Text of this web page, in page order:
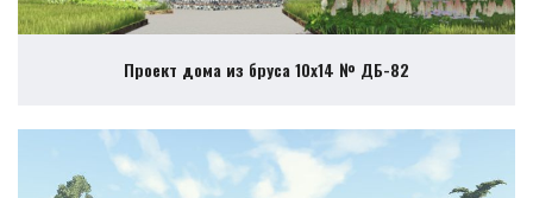
Проект дома из бруса 10х14 № ДБ-82